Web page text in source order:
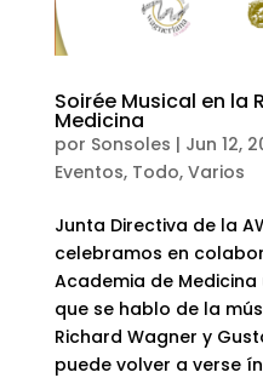
Soirée Musical en la
Medicina
por Sonsoles | Jun 12,
Eventos, Todo, Varios
Junta Directiva de la
celebramos en
Academia de Medicina
que se hablo de la
Richard Wagner y
puede volver a verse